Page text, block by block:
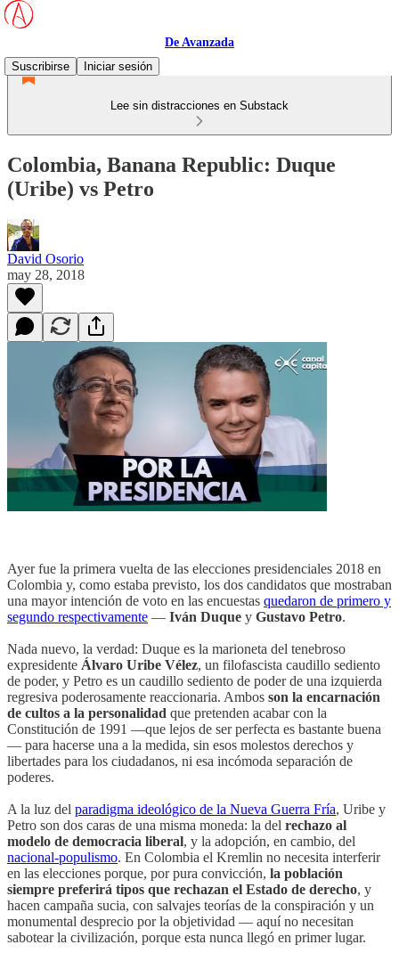
De Avanzada
Suscribirse
Iniciar sesión
Lee sin distracciones en Substack
Colombia, Banana Republic: Duque
(Uribe) vs Petro
David Osorio
may 28, 2018
Ayer fue la primera vuelta de las elecciones presidenciales 2018 en
Colombia y, como estaba previsto, los dos candidatos que mostraban
una mayor intención de voto en las encuestas quedaron de primero y
segundo respectivamente — Iván Duque y Gustavo Petro.
Nada nuevo, la verdad: Duque es la marioneta del tenebroso
expresidente Álvaro Uribe Vélez, un filofascista caudillo sediento
de poder, y Petro es un caudillo sediento de poder de una izquierda
regresiva poderosamente reaccionaria. Ambos son la encarnación
de cultos a la personalidad que pretenden acabar con la
Constitución de 1991 —que lejos de ser perfecta es bastante buena
— para hacerse una a la medida, sin esos molestos derechos y
libertades para los ciudadanos, ni esa incómoda separación de
poderes.
A la luz del paradigma ideológico de la Nueva Guerra Fría, Uribe y
Petro son dos caras de una misma moneda: la del rechazo al
modelo de democracia liberal, y la adopción, en cambio, del
nacional-populismo. En Colombia el Kremlin no necesita interferir
en las elecciones porque, por pura convicción, la población
siempre preferirá tipos que rechazan el Estado de derecho, y
hacen campaña sucia, con salvajes teorías de la conspiración y un
monumental desprecio por la objetividad — aquí no necesitan
sabotear la civilización, porque esta nunca llegó en primer lugar.